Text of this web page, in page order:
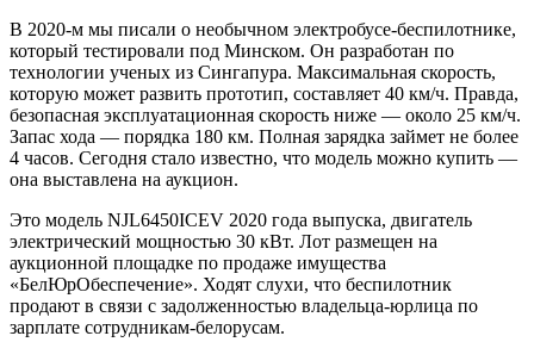
В 2020-м мы писали о необычном электробусе-беспилотнике,
который тестировали под Минском. Он разработан по
технологии ученых из Сингапура. Максимальная скорость,
которую может развить прототип, составляет 40 км/ч. Правда,
безопасная эксплуатационная скорость ниже — около 25 км/ч.
Запас хода — порядка 180 км. Полная зарядка займет не более
4 часов. Сегодня стало известно, что модель можно купить —
она выставлена на аукцион.
Это модель NJL6450ICEV 2020 года выпуска, двигатель
электрический мощностью 30 кВт. Лот размещен на
аукционной площадке по продаже имущества
«БелЮрОбеспечение». Ходят слухи, что беспилотник
продают в связи с задолженностью владельца-юрлица по
зарплате сотрудникам-белорусам.